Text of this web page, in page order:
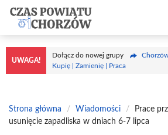
Przejdź
treści
UWAGA!
Dołącz do nowej grupy
Kupię | Zamienię | Praca
Strona główna / Wiadomości /
Prace
usunięcie zapadliska w dniach 6-7 lipca